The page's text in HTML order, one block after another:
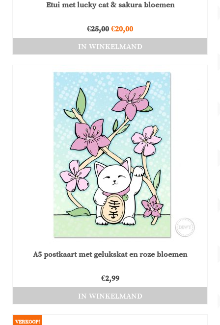
Etui met lucky cat & sakura bloemen
€25,00 Oorspronkelijke
was:
€20,00Huidige
is:
IN WINKELMAND
A5 postkaart met gelukskat en roze bloemen
€2,99
IN WINKELMAND
VERKOOP!